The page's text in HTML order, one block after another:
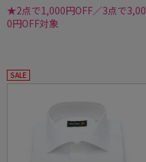
★2点で1,000円OFF／3点で3,00
0円OFF対象
SALE